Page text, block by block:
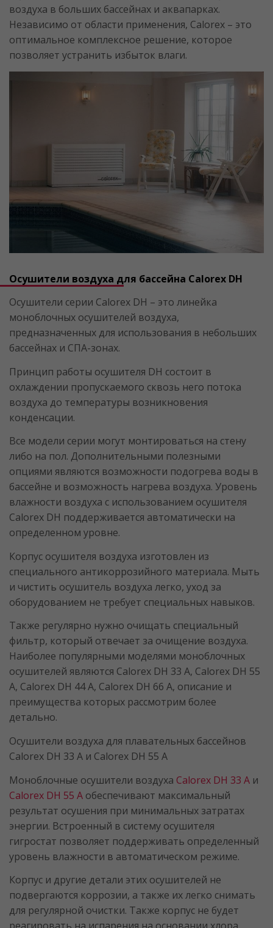
воздуха в больших бассейнах и аквапарках.
Независимо от области применения, Calorex – это
оптимальное комплексное решение, которое
позволяет устранить избыток влаги.
Осушители воздуха для бассейна Calorex DH
Осушители серии Calorex DH – это линейка
моноблочных осушителей воздуха,
предназначенных для использования в небольших
бассейнах и СПА-зонах.
Принцип работы осушителя DH состоит в
охлаждении пропускаемого сквозь него потока
воздуха до температуры возникновения
конденсации.
Все модели серии могут монтироваться на стену
либо на пол. Дополнительными полезными
опциями являются возможности подогрева воды в
бассейне и возможность нагрева воздуха. Уровень
влажности воздуха с использованием осушителя
Calorex DH поддерживается автоматически на
определенном уровне.
Корпус осушителя воздуха изготовлен из
специального антикоррозийного материала. Мыть
и чистить осушитель воздуха легко, уход за
оборудованием не требует специальных навыков.
Также регулярно нужно очищать специальный
фильтр, который отвечает за очищение воздуха.
Наиболее популярными моделями моноблочных
осушителей являются Calorex DH 33 A, Calorex DH 55
A, Calorex DH 44 A, Calorex DH 66 A, описание и
преимущества которых рассмотрим более
детально.
Осушители воздуха для плавательных бассейнов
Calorex DH 33 A и Calorex DH 55 A
Моноблочные осушители воздуха Calorex DH 33 A и
Calorex DH 55 A обеспечивают максимальный
результат осушения при минимальных затратах
энергии. Встроенный в систему осушителя
гигростат позволяет поддерживать определенный
уровень влажности в автоматическом режиме.
Корпус и другие детали этих осушителей не
подвергаются коррозии, а также их легко снимать
для регулярной очистки. Также корпус не будет